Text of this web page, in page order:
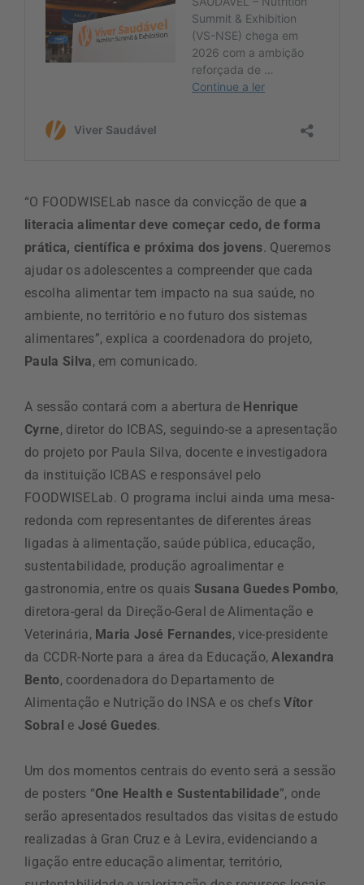
“O FOODWISELab nasce da convicção de quea
literacia alimentar deve começar cedo, de forma
prática, científica e próxima dos jovens. Queremos
ajudar os adolescentes a compreender que cada
escolha alimentar tem impacto na sua saúde, no
ambiente, no território e no futuro dos sistemas
alimentares”, explica a coordenadora do projeto,
Paula Silva, em comunicado.
A sessão contará com a abertura de Henrique
Cyrne, diretor do ICBAS, seguindo-se a apresentação
do projeto por Paula Silva, docente e investigadora
da instituição ICBAS e responsável pelo
FOODWISELab. O programa inclui ainda uma mesa-
redonda com representantes de diferentes áreas
ligadas à alimentação, saúde pública, educação,
sustentabilidade, produção agroalimentar e
gastronomia, entre os quais Susana Guedes Pombo,
diretora-geral da Direção-Geral de Alimentação e
Veterinária, Maria José Fernandes, vice-presidente
da CCDR-Norte para a área da Educação,Alexandra
Bento, coordenadora do Departamento de
Alimentação e Nutrição do INSA e os chefsVítor
Sobral e José Guedes.
Um dos momentos centrais do evento será a sessão
de posters “One Health e Sustentabilidade”, onde
serão apresentados resultados das visitas de estudo
realizadas à Gran Cruz e à Levira, evidenciando a
ligação entre educação alimentar, território,